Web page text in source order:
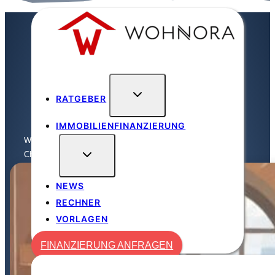
Zum
RATGEBER
IMMOBILIENFINANZIERUNG
NEWS
RECHNER
VORLAGEN
FINANZIERUNG ANFRAGEN
Wohnora
Charmante Loftwohnungen: Stil mit hohen ...